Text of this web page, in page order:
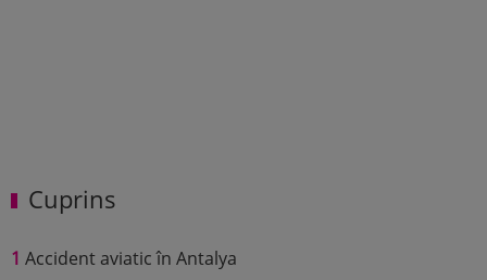
Cuprins
1 Accident aviatic în Antalya